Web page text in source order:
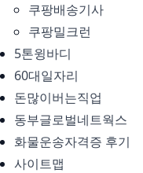
쿠팡배송기사
쿠팡밀크런
5톤윙바디
60대일자리
돈많이버는직업
동부글로벌네트웍스
화물운송자격증 후기
사이트맵